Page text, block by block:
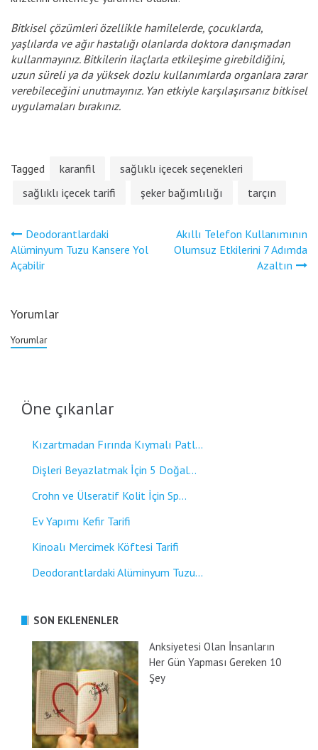
Bitkisel çözümleri özellikle hamilelerde, çocuklarda,
yaşlılarda ve ağır hastalığı olanlarda doktora danışmadan
kullanmayınız. Bitkilerin ilaçlarla etkileşime girebildiğini,
uzun süreli ya da yüksek dozlu kullanımlarda organlara zarar
verebileceğini unutmayınız. Yan etkiyle karşılaşırsanız bitkisel
uygulamaları bırakınız.
Tagged karanfil
sağlıklı içecek seçenekleri
sağlıklı içecek tarifi
şeker bağımlılığı tarçın
Yazı
gezinmesi
Deodorantlardaki
Alüminyum Tuzu Kansere Yol
Açabilir
Akıllı Telefon Kullanımının
Olumsuz Etkilerini 7 Adımda
Azaltın
Yorumlar
Yorumlar
Öne çıkanlar
Kızartmadan Fırında Kıymalı Patl...
Dişleri Beyazlatmak İçin 5 Doğal...
Crohn ve Ülseratif Kolit İçin Sp...
Ev Yapımı Kefir Tarifi
Kinoalı Mercimek Köftesi Tarifi
Deodorantlardaki Alüminyum Tuzu...
SON EKLENENLER
Anksiyetesi Olan İnsanların
Her Gün Yapması Gereken 10
Şey